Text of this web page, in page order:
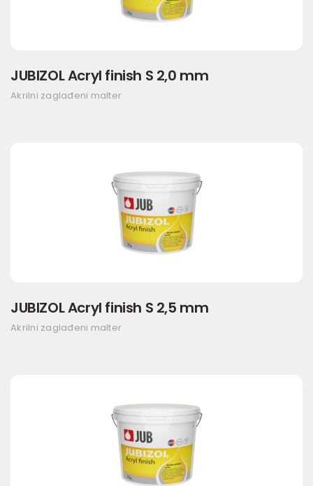
JUBIZOL Acryl finish S 2,0 mm
Akrilni zaglađeni malter
JUBIZOL Acryl finish S 2,5 mm
Akrilni zaglađeni malter